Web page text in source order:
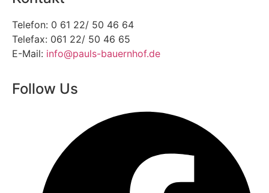
Telefon: 0 61 22/ 50 46 64
Telefax: 061 22/ 50 46 65
E-Mail: info@pauls-bauernhof.de
Follow Us